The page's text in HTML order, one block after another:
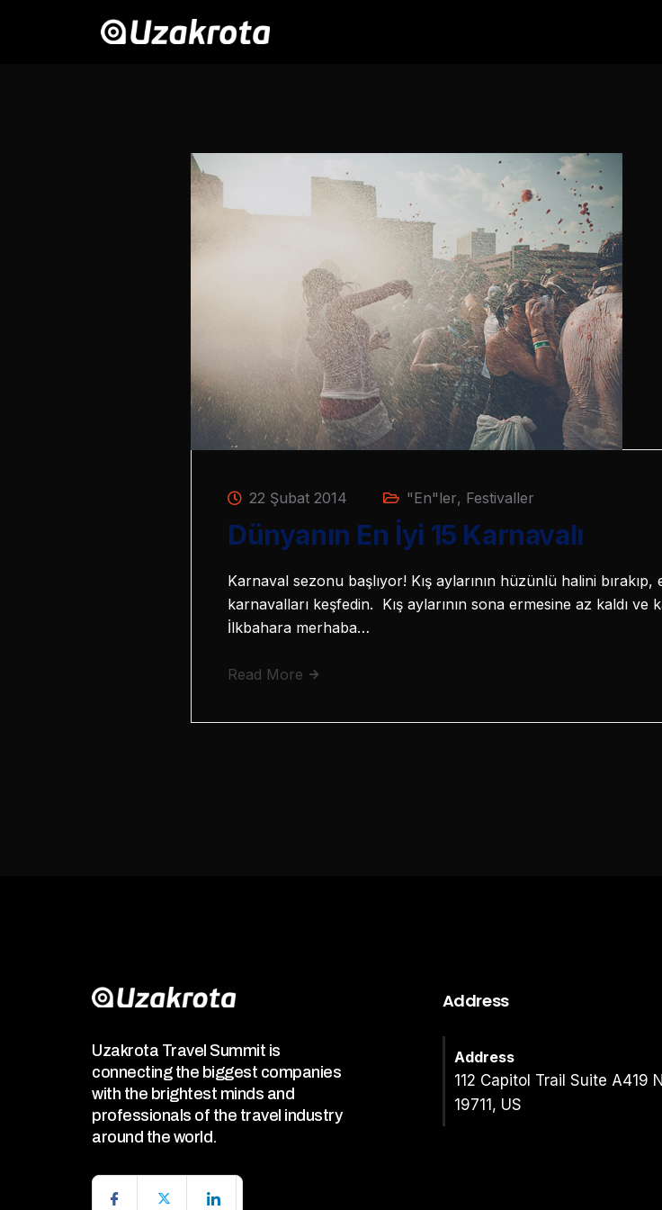
22 Şubat 2014 "En"ler, Festivaller
Dünyanın En İyi 15 Karnavalı
Karnaval sezonu başlıyor! Kış aylarının hüzünlü halini
karnavalları keşfedin. Kış aylarının sona ermesine az kaldı ve
İlkbahara merhaba…
Read More
Uzakrota Travel Summit is
connecting the biggest companies
with the brightest minds and
professionals of the travel industry
around the world.
Address
Address
112 Capitol Trail Suite A419
19711, US